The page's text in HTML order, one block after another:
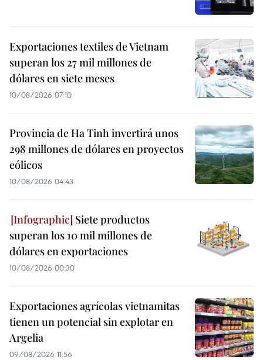
Exportaciones textiles de Vietnam
superan los 27 mil millones de
dólares en siete meses
10/08/2026 07:10
Provincia de Ha Tinh invertirá unos
298 millones de dólares en proyectos
eólicos
10/08/2026 04:43
Siete productos
superan los 10 mil millones de
dólares en exportaciones
10/08/2026 00:30
Exportaciones agrícolas vietnamitas
tienen un potencial sin explotar en
Argelia
09/08/2026 11:56